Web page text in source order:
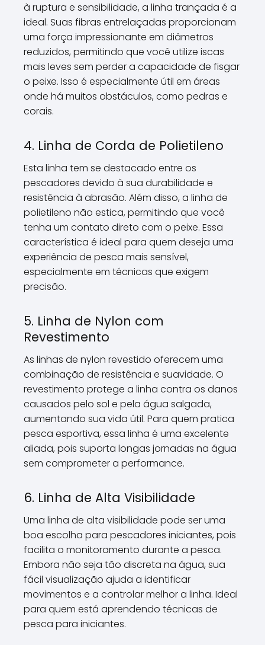
à ruptura e sensibilidade, a linha trançada é a
ideal. Suas fibras entrelaçadas proporcionam
uma força impressionante em diâmetros
reduzidos, permitindo que você utilize iscas
mais leves sem perder a capacidade de fisgar
o peixe. Isso é especialmente útil em áreas
onde há muitos obstáculos, como pedras e
corais.
4. Linha de Corda de Polietileno
Esta linha tem se destacado entre os
pescadores devido à sua durabilidade e
resistência à abrasão. Além disso, a linha de
polietileno não estica, permitindo que você
tenha um contato direto com o peixe. Essa
característica é ideal para quem deseja uma
experiência de pesca mais sensível,
especialmente em técnicas que exigem
precisão.
5. Linha de Nylon com
Revestimento
As linhas de nylon revestido oferecem uma
combinação de resistência e suavidade. O
revestimento protege a linha contra os danos
causados pelo sol e pela água salgada,
aumentando sua vida útil. Para quem pratica
pesca esportiva, essa linha é uma excelente
aliada, pois suporta longas jornadas na água
sem comprometer a performance.
6. Linha de Alta Visibilidade
Uma linha de alta visibilidade pode ser uma
boa escolha para pescadores iniciantes, pois
facilita o monitoramento durante a pesca.
Embora não seja tão discreta na água, sua
fácil visualização ajuda a identificar
movimentos e a controlar melhor a linha. Ideal
para quem está aprendendo técnicas de
pesca para iniciantes.